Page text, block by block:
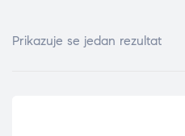
Prikazuje se jedan rezultat